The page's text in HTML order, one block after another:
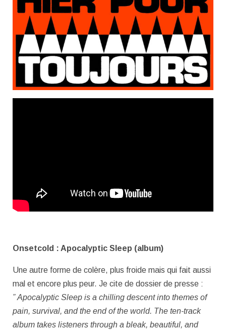
Onsetcold : Apocalyptic Sleep (album)
Une autre forme de colère, plus froide mais qui fait aussi
mal et encore plus peur. Je cite de dossier de presse :
” Apocalyptic Sleep is a chilling descent into themes of
pain, survival, and the end of the world. The ten-track
album takes listeners through a bleak, beautiful, and